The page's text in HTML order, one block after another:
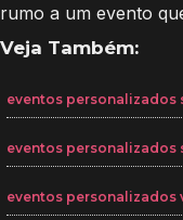
rumo a um evento
Veja Também:
eventos personalizados
eventos personalizados
eventos personalizados